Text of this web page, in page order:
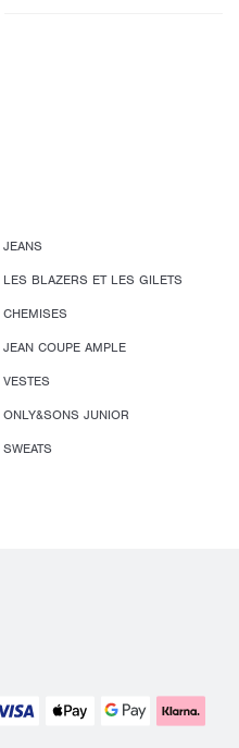
JEANS
LES BLAZERS ET LES GILETS
CHEMISES
JEAN COUPE AMPLE
VESTES
ONLY&SONS JUNIOR
SWEATS